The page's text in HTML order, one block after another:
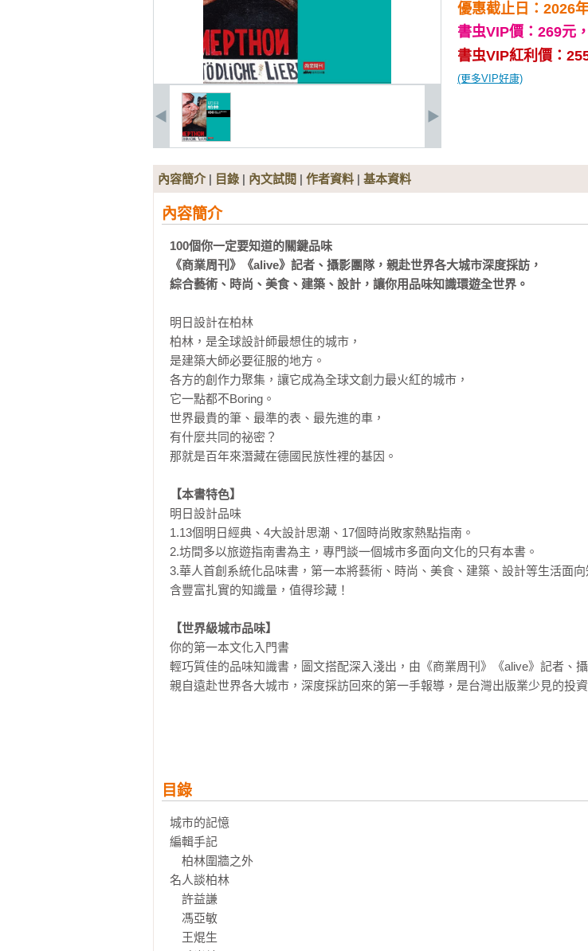
優惠截止日：2026
書虫VIP價：269元，
書虫VIP紅利價：
(更多VIP好康)
內容簡介| 目錄 | 內文試閱 | 作者資料 | 基本資料
內容簡介
100個你一定要知道的關鍵品味
《商業周刊》《alive》記者、攝影團隊，親赴世界各大城市深度採訪，
綜合藝術、時尚、美食、建築、設計，讓你用品味知識環遊全世界。
明日設計在柏林
柏林，是全球設計師最想住的城市，
是建築大師必要征服的地方。
各方的創作力聚集，讓它成為全球文創力最火紅的城市，
它一點都不Boring。
世界最貴的筆、最準的表、最先進的車，
有什麼共同的祕密？
那就是百年來潛藏在德國民族性裡的基因。
【本書特色】
明日設計品味
1.13個明日經典、4大設計思潮、17個時尚敗家熱點指南。
2.坊間多以旅遊指南書為主，專門談一個城市多面向文化的只有本書。
3.華人首創系統化品味書，第一本將藝術、時尚、美食、建築、設計等生活面
含豐富扎實的知識量，值得珍藏！
【世界級城市品味】
你的第一本文化入門書
輕巧質佳的品味知識書，圖文搭配深入淺出，由《商業周刊》《alive》記者、
親自遠赴世界各大城市，深度採訪回來的第一手報導，是台灣出版業少見的投資
Image、藝術 Art、時尚 Fashion、美食 Gourmet、建築 Architecture、設計
目錄
城市的記憶
編輯手記
柏林圍牆之外
名人談柏林
許益謙
馮亞敏
王焜生